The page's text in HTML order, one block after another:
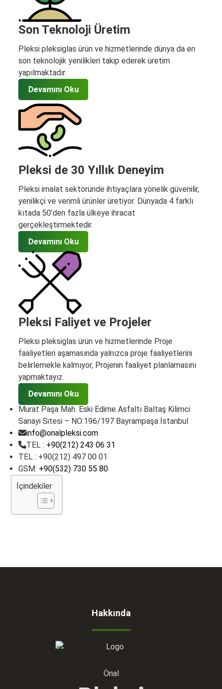
Son Teknoloji Üretim
Pleksi pleksiglas ürün ve hizmetlerinde dünya da en
son teknolojik yenilikleri takip ederek üretim
yapılmaktadır.
Devamını Oku
Pleksi de 30 Yıllık Deneyim
Pleksi imalat sektöründe ihtiyaçlara yönelik güvenilir,
yenilikçi ve verimli ürünler üretiyor. Dünyada 4 farklı
kıtada 50’den fazla ülkeye ihracat
gerçekleştirmektedir.
Devamını Oku
Pleksi Faliyet ve Projeler
Pleksi pleksiglas ürün ve hizmetlerinde Proje
faaliyetleri aşamasında yalnızca proje faaliyetlerini
belirlemekle kalmıyor, Projenin faaliyet planlamasını
yapmaktayız.
Devamını Oku
Murat Paşa Mah. Eski Edirne Asfaltı Baltaş Kilimci
Sanayi Sitesi – NO:196/197 Bayrampaşa İstanbul
info@onalpleksi.com
TEL : +90(212) 243 06 31
TEL : +90(212) 497 00 01
GSM: +90(532) 730 55 80
İçindekiler
Hakkında
Önal